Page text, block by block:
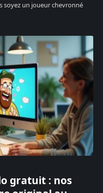
soyez un joueur chevronné
gratuit : nos